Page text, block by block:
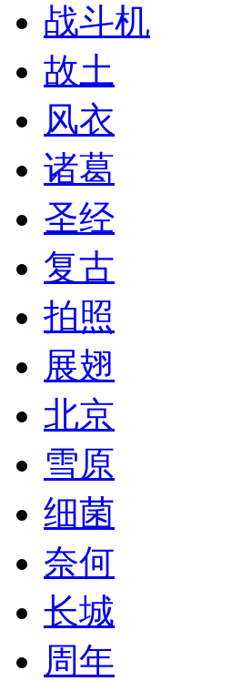
战斗机
故土
风衣
诸葛
圣经
复古
拍照
展翅
北京
雪原
细菌
奈何
长城
周年